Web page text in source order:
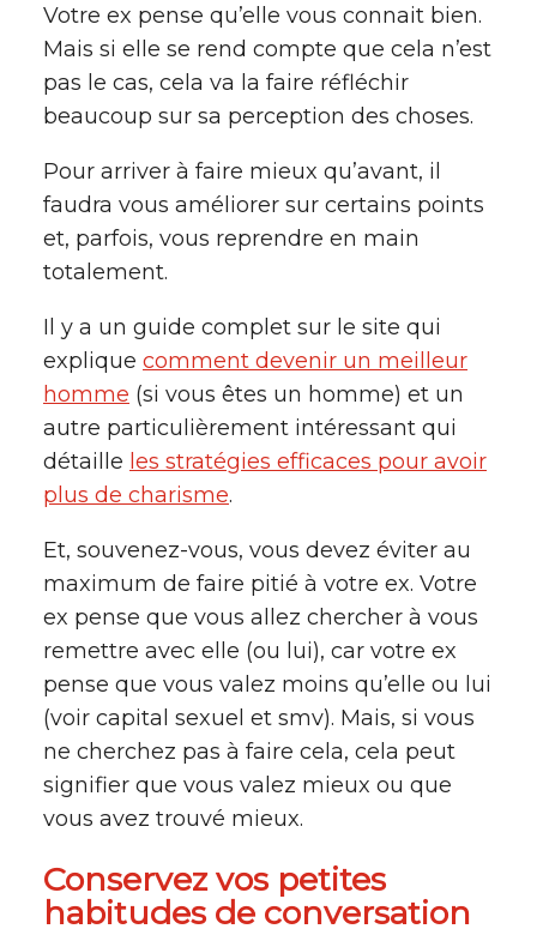
Votre ex pense qu’elle vous connait bien.
Mais si elle se rend compte que cela n’est
pas le cas, cela va la faire réfléchir
beaucoup sur sa perception des choses.
Pour arriver à faire mieux qu’avant, il
faudra vous améliorer sur certains points
et, parfois, vous reprendre en main
totalement.
Il y a un guide complet sur le site qui
explique comment devenir un meilleur
homme (si vous êtes un homme) et un
autre particulièrement intéressant qui
détaille les stratégies efficaces pour avoir
plus de charisme.
Et, souvenez-vous, vous devez éviter au
maximum de faire pitié à votre ex. Votre
ex pense que vous allez chercher à vous
remettre avec elle (ou lui), car votre ex
pense que vous valez moins qu’elle ou lui
(voir capital sexuel et smv). Mais, si vous
ne cherchez pas à faire cela, cela peut
signifier que vous valez mieux ou que
vous avez trouvé mieux.
Conservez vos petites
habitudes de conversation